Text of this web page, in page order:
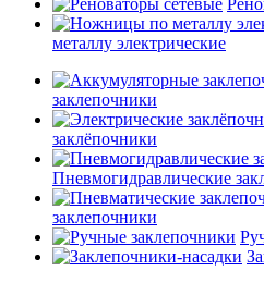
металлу электрические
заклепочники
заклёпочники
Пневмогидравлические
заклепочники